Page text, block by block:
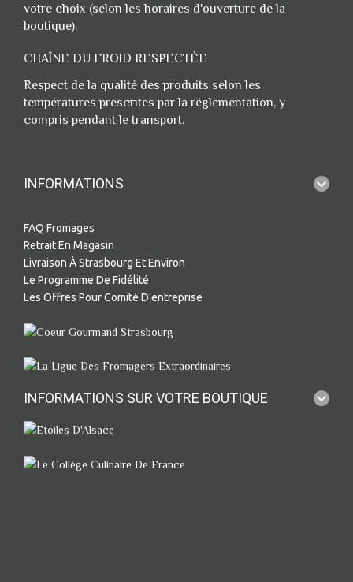
votre choix (selon les horaires d'ouverture de la
boutique).
CHAÎNE DU FROID RESPECTÉE
Respect de la qualité des produits selon les
températures prescrites par la réglementation, y
compris pendant le transport.
INFORMATIONS
FAQ Fromages
Retrait En Magasin
Livraison À Strasbourg Et Environ
Le Programme De Fidélité
Les Offres Pour Comité D'entreprise
INFORMATIONS SUR VOTRE BOUTIQUE